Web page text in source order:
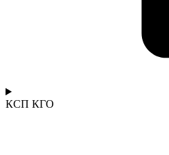
КСП КГО